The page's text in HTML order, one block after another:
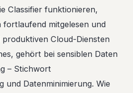
Classifier funktionieren,
fortlaufend mitgelesen und
Cloud-Diensten
gehört bei sensiblen Daten
– Stichwort
und Datenminimierung. Wie